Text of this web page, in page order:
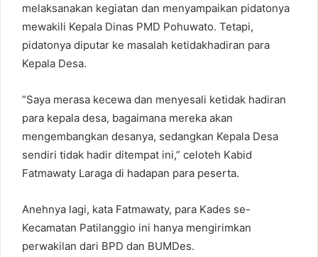
melaksanakan kegiatan dan menyampaikan pidatonya
mewakili Kepala Dinas PMD Pohuwato. Tetapi,
pidatonya diputar ke masalah ketidakhadiran para
Kepala Desa.
”Saya merasa kecewa dan menyesali ketidak hadiran
para kepala desa, bagaimana mereka akan
mengembangkan desanya, sedangkan Kepala Desa
sendiri tidak hadir ditempat ini,” celoteh Kabid
Fatmawaty Laraga di hadapan para peserta.
Anehnya lagi, kata Fatmawaty, para Kades se-
Kecamatan Patilanggio ini hanya mengirimkan
perwakilan dari BPD dan BUMDes.